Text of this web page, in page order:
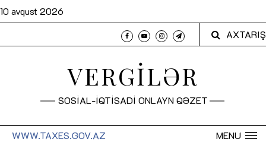
10 avqust 2026
AXTARIŞ
VERGİLƏR
SOSİAL-İQTİSADİ ONLAYN QƏZET
MENU
WWW.TAXES.GOV.AZ